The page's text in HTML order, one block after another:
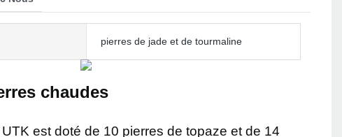
pierres de jade et de tourmaline
chaudes
est doté de 10 pierres de topaze et de 14